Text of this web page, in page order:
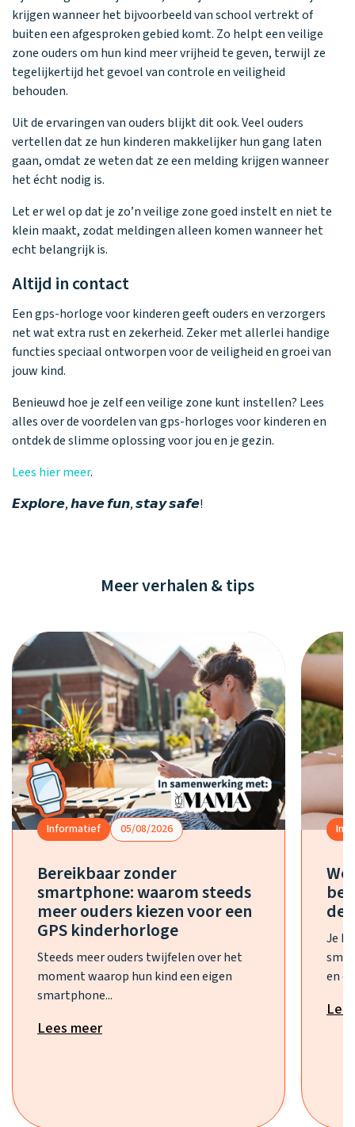
krijgen wanneer het bijvoorbeeld van school vertrekt of
buiten een afgesproken gebied komt. Zo helpt een veilige
zone ouders om hun kind meer vrijheid te geven, terwijl ze
tegelijkertijd het gevoel van controle en veiligheid
behouden.
Uit de ervaringen van ouders blijkt dit ook. Veel ouders
vertellen dat ze hun kinderen makkelijker hun gang laten
gaan, omdat ze weten dat ze een melding krijgen wanneer
het écht nodig is.
Let er wel op dat je zo’n veilige zone goed instelt en niet te
klein maakt, zodat meldingen alleen komen wanneer het
echt belangrijk is.
Altijd in contact
Een gps-horloge voor kinderen geeft ouders en verzorgers
net wat extra rust en zekerheid. Zeker met allerlei handige
functies speciaal ontworpen voor de veiligheid en groei van
jouw kind.
Benieuwd hoe je zelf een veilige zone kunt instellen? Lees
alles over de voordelen van gps-horloges voor kinderen en
ontdek de slimme oplossing voor jou en je gezin.
Lees hier meer.
𝙀𝙭𝙥𝙡𝙤𝙧𝙚, 𝙝𝙖𝙫𝙚 𝙛𝙪𝙣, 𝙨𝙩𝙖𝙮 𝙨𝙖𝙛𝙚!
Meer verhalen & tips
Informatief 05/08/2026
Bereikbaar zonder
smartphone: waarom steeds
meer ouders kiezen voor een
GPS kinderhorloge
Steeds meer ouders twijfelen over het
moment waarop hun kind een eigen
smartphone...
Lees meer
de
Je
en